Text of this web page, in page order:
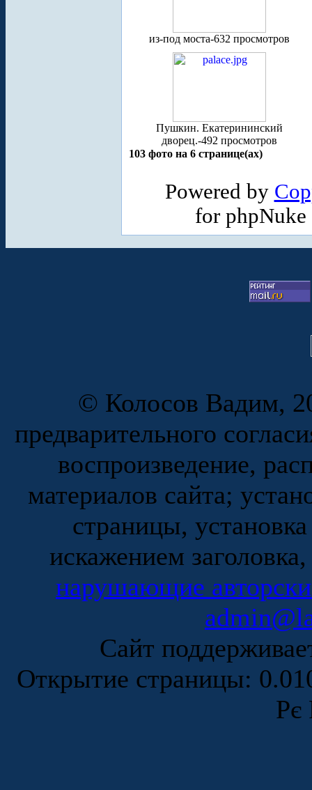
из-под моста-632 просмотров
Пушкин. Екатерининский
дворец.-492 просмотров
103 фото на 6 странице(ах)
Powered by
for
© Колосов Вадим,
предварительного
воспроизведение,
материалов сайта;
страницы,
искажением
нарушающие
Сайт
Открытие страницы:
Рє